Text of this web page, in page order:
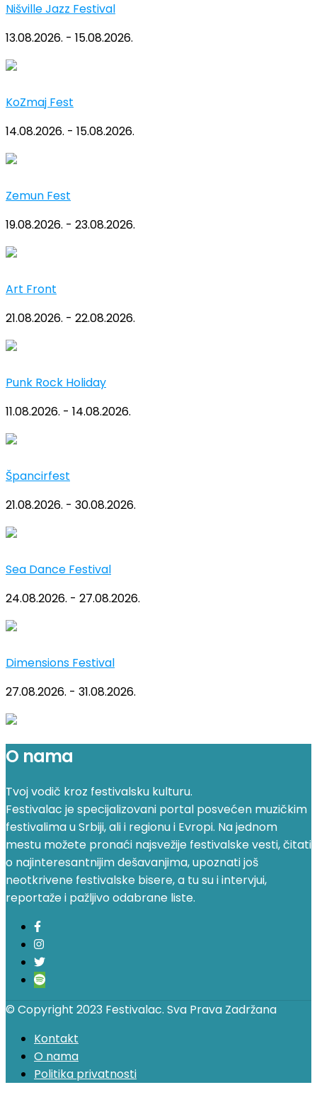
Nišville Jazz Festival
13.08.2026. - 15.08.2026.
KoZmaj Fest
14.08.2026. - 15.08.2026.
Zemun Fest
19.08.2026. - 23.08.2026.
Art Front
21.08.2026. - 22.08.2026.
Punk Rock Holiday
11.08.2026. - 14.08.2026.
Špancirfest
21.08.2026. - 30.08.2026.
Sea Dance Festival
24.08.2026. - 27.08.2026.
Dimensions Festival
27.08.2026. - 31.08.2026.
O nama
Tvoj vodič kroz festivalsku kulturu.
Festivalac je specijalizovani portal posvećen muzičkim
festivalima u Srbiji, ali i regionu i Evropi. Na jednom
mestu možete pronaći najsvežije festivalske vesti, čitati
o najinteresantnijim dešavanjima, upoznati još
neotkrivene festivalske bisere, a tu su i intervjui,
reportaže i pažljivo odabrane liste.
© Copyright 2023 Festivalac. Sva Prava Zadržana
Kontakt
O nama
Politika privatnosti